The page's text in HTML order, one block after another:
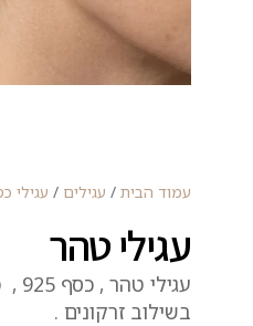
עמוד הבית / עגילים / עגילי
עגילי טהר
בשילוב זרקונים .